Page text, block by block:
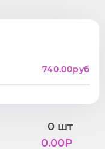
740.00руб
0 шт
0.00₽